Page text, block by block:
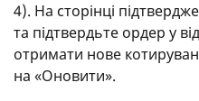
4). На сторінці
та підтвердьте ордер у
отримати нове
на «Оновити».